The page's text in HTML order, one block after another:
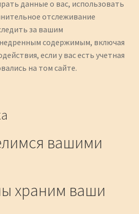
данные о вас, использовать
отслеживание
за вашим
содержимым, включая
если у вас есть учетная
на том сайте.
вашими
храним ваши